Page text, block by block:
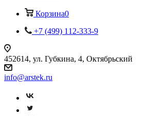
Корзина0
+7 (499) 112-333-9
452614, ул. Губкина, 4, Октябрьский
info@arstek.ru